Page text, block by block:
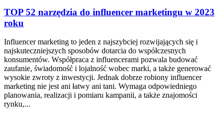
TOP 52 narzędzia do influencer marketingu w 2023
roku
Influencer marketing to jeden z najszybciej rozwijających się i
najskuteczniejszych sposobów dotarcia do współczesnych
konsumentów. Współpraca z influencerami pozwala budować
zaufanie, świadomość i lojalność wobec marki, a także generować
wysokie zwroty z inwestycji. Jednak dobrze robiony influencer
marketing nie jest ani łatwy ani tani. Wymaga odpowiedniego
planowania, realizacji i pomiaru kampanii, a także znajomości
rynku,...